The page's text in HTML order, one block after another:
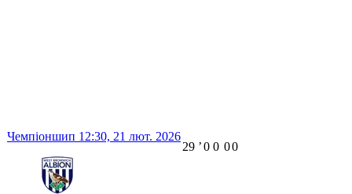
Чемпіоншип 12:30, 21 лют. 2026
29 ʼ0 0 00